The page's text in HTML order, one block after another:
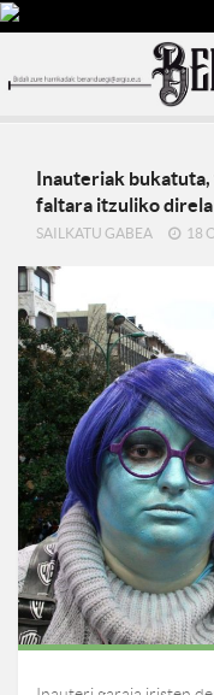
Inauteriak
faltara itzuliko
SAILKATU GABEA 18